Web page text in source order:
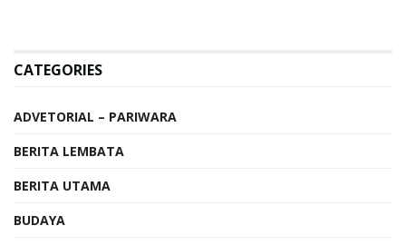
CATEGORIES
ADVETORIAL – PARIWARA
BERITA LEMBATA
BERITA UTAMA
BUDAYA